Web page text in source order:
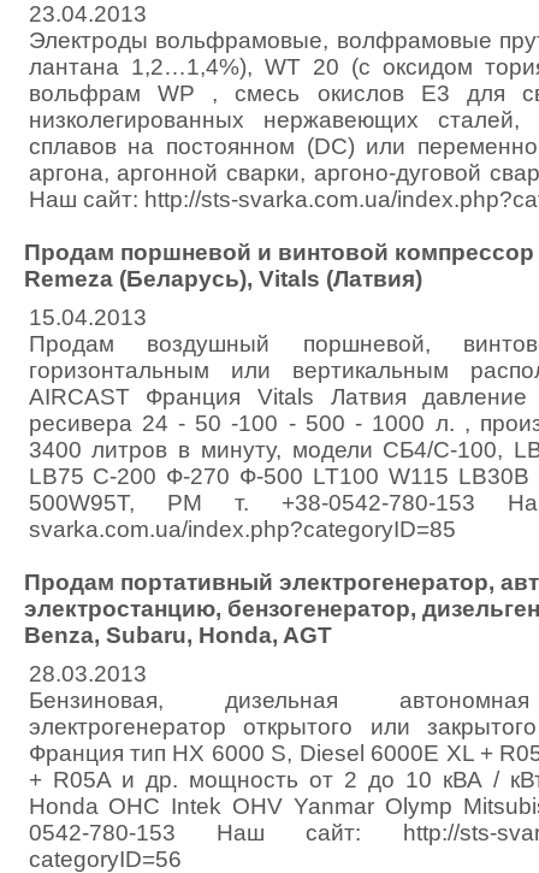
23.04.2013
Электроды вольфрамовые, волфрамовые
лантана 1,2…1,4%), WT 20 (с оксидом
вольфрам WP , смесь окислов E3 для
низколегированных нержавеющих
сплавов на постоянном (DC) или
аргона, аргонной сварки, аргоно-дуговой
Наш сайт: http://sts-svarka.com.ua/
Продам поршневой и винтовой
Remeza (Беларусь), Vitals (Латвия)
15.04.2013
Продам воздушный поршневой,
горизонтальным или вертикальным
AIRCAST Франция Vitals Латвия
ресивера 24 - 50 -100 - 500 - 1000 л. ,
3400 литров в минуту, модели CБ4/С-100,
LВ75 С-200 Ф-270 Ф-500 LT100 W115
500W95Т, РМ т. +38-0542-780-153
svarka.com.ua/index.php?categoryID=85
Продам портативный электрогенератор,
электростанцию, бензогенератор,
Benza, Subaru, Honda, AGT
28.03.2013
Бензиновая, дизельная автономная
электрогенератор открытого или
Франция тип HX 6000 S, Diesel 6000E XL +
+ R05A и др. мощность от 2 до 10 кВА /
Honda OHC Intek OHV Yanmar Olymp
0542-780-153 Наш сайт: http://sts-
categoryID=56